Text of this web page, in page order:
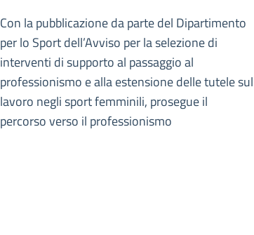
Con la pubblicazione da parte del Dipartimento
per lo Sport dell’Avviso per la selezione di
interventi di supporto al passaggio al
professionismo e alla estensione delle tutele sul
lavoro negli sport femminili, prosegue il
percorso verso il professionismo